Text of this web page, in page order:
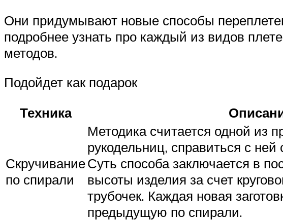
Они придумывают новые способы
подробнее узнать про каждый из видов
методов.
Подойдет как подарок
Техника
Скручивание
по спирали
Методика считается одной из
рукодельниц, справиться с
Суть способа заключается в
высоты изделия за счет
трубочек. Каждая новая
предыдущую по спирали.